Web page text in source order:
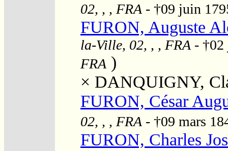
02, , , FRA - †09 juin
FURON, Auguste
la-Ville, 02, , , FRA -
FRA )
× DANQUIGNY,
FURON, César
02, , , FRA - †09 mars
FURON, Charles